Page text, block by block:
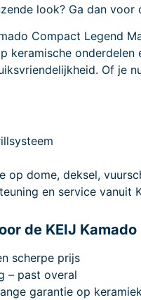
look? Ga dan voor
Compact Legend
keramische
Of je
op dome, deksel,
en service vanuit
de KEIJ
scherpe prijs
– past overal
garantie op keramiek